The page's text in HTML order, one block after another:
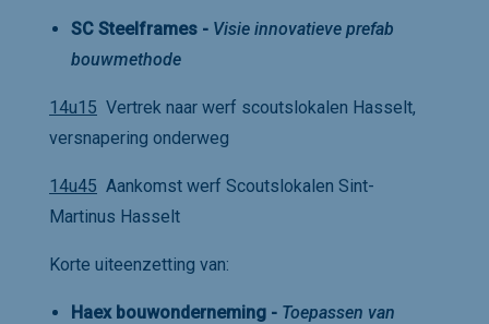
SC Steelframes - Visie innovatieve prefab
bouwmethode
14u15 Vertrek naar werf scoutslokalen Hasselt,
versnapering onderweg
14u45 Aankomst werf Scoutslokalen Sint-
Martinus Hasselt
Korte uiteenzetting van:
Haex bouwonderneming - Toepassen van